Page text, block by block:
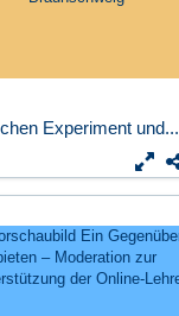
Experiment und...